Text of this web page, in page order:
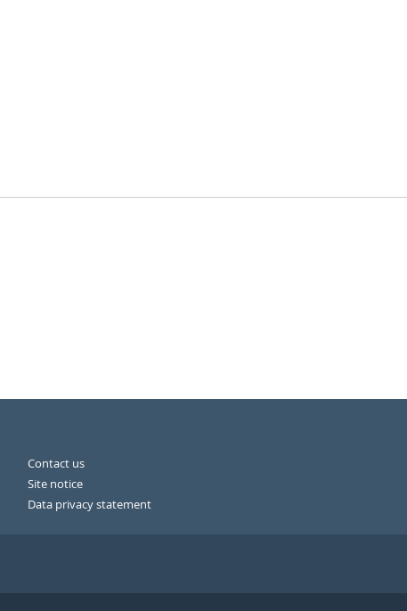
Contact us
Site notice
Data privacy statement